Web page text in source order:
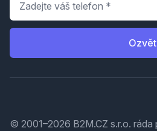
© 2001–2026 B2M.CZ s.r.o. ráda